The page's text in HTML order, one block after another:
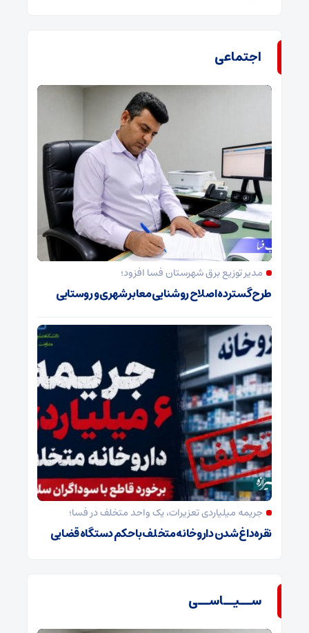
اجتماعی
مدیر توزیع برق شهرستان فسا افزود؛
طرح گسترده اصلاح روشنایی معابر شهری و روستایی
جریمه میلیاردی تعزیرات، یک واحد متخلف در فسا؛
نقره‌داغ شدن داروخانه متخلف با حکم دستگاه قضایی
ســیــاســی